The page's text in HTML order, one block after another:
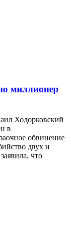
миллионер
Ходорковский
в
обвинение
двух и
что